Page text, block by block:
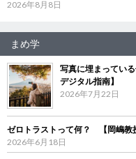
2026年8月8日
まめ学
写真に埋まってい
デジタル指南】
2026年7月22日
ゼロトラストって何？ 【岡嶋教
2026年6月18日